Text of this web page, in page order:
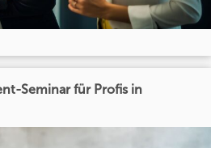
Seminar für Profis in